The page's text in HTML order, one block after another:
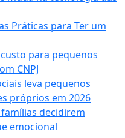
Práticas para Ter um
para pequenos
CNPJ
leva pequenos
próprios em 2026
decidirem
emocional